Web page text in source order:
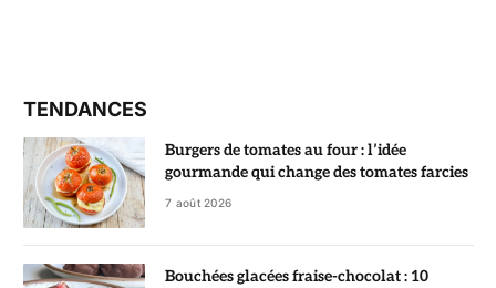
TENDANCES
Burgers de tomates au four : l’idée
gourmande qui change des tomates farcies
7 août 2026
Bouchées glacées fraise-chocolat : 10